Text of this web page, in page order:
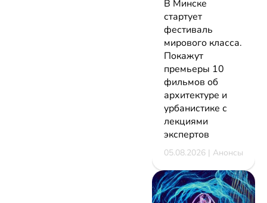
В Минске
стартует
фестиваль
мирового класса.
Покажут
премьеры 10
фильмов об
архитектуре и
урбанистике с
лекциями
экспертов
05.08.2026 | Анонсы